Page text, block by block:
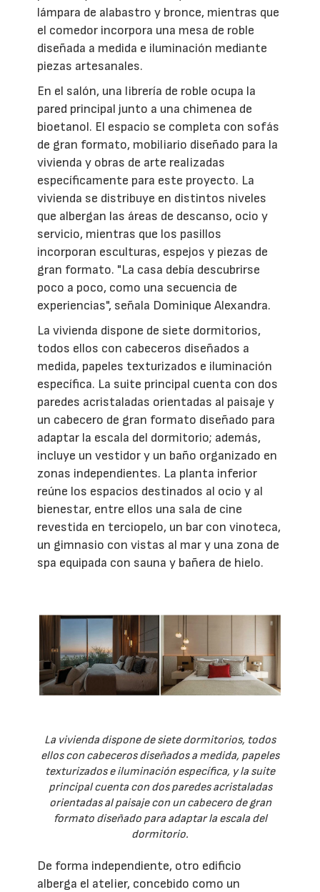
lámpara de alabastro y bronce, mientras que
el comedor incorpora una mesa de roble
diseñada a medida e iluminación mediante
piezas artesanales.
En el salón, una librería de roble ocupa la
pared principal junto a una chimenea de
bioetanol. El espacio se completa con sofás
de gran formato, mobiliario diseñado para la
vivienda y obras de arte realizadas
específicamente para este proyecto. La
vivienda se distribuye en distintos niveles
que albergan las áreas de descanso, ocio y
servicio, mientras que los pasillos
incorporan esculturas, espejos y piezas de
gran formato. "La casa debía descubrirse
poco a poco, como una secuencia de
experiencias", señala Dominique Alexandra.
La vivienda dispone de siete dormitorios,
todos ellos con cabeceros diseñados a
medida, papeles texturizados e iluminación
específica. La suite principal cuenta con dos
paredes acristaladas orientadas al paisaje y
un cabecero de gran formato diseñado para
adaptar la escala del dormitorio; además,
incluye un vestidor y un baño organizado en
zonas independientes. La planta inferior
reúne los espacios destinados al ocio y al
bienestar, entre ellos una sala de cine
revestida en terciopelo, un bar con vinoteca,
un gimnasio con vistas al mar y una zona de
spa equipada con sauna y bañera de hielo.
La vivienda dispone de siete dormitorios, todos
ellos con cabeceros diseñados a medida, papeles
texturizados e iluminación específica, y la suite
principal cuenta con dos paredes acristaladas
orientadas al paisaje con un cabecero de gran
formato diseñado para adaptar la escala del
dormitorio.
De forma independiente, otro edificio
alberga el atelier, concebido como un